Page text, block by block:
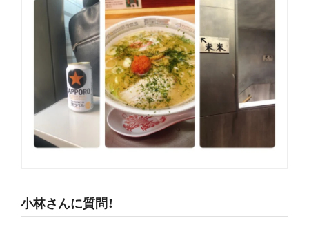
小林さんに質問！